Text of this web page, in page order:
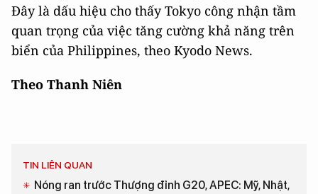
Đây là dấu hiệu cho thấy Tokyo công nhận tầm
quan trọng của việc tăng cường khả năng trên
biển của Philippines, theo Kyodo News.
Theo Thanh Niên
TIN LIÊN QUAN
Nóng ran trước Thượng đỉnh G20, APEC: Mỹ, Nhật,